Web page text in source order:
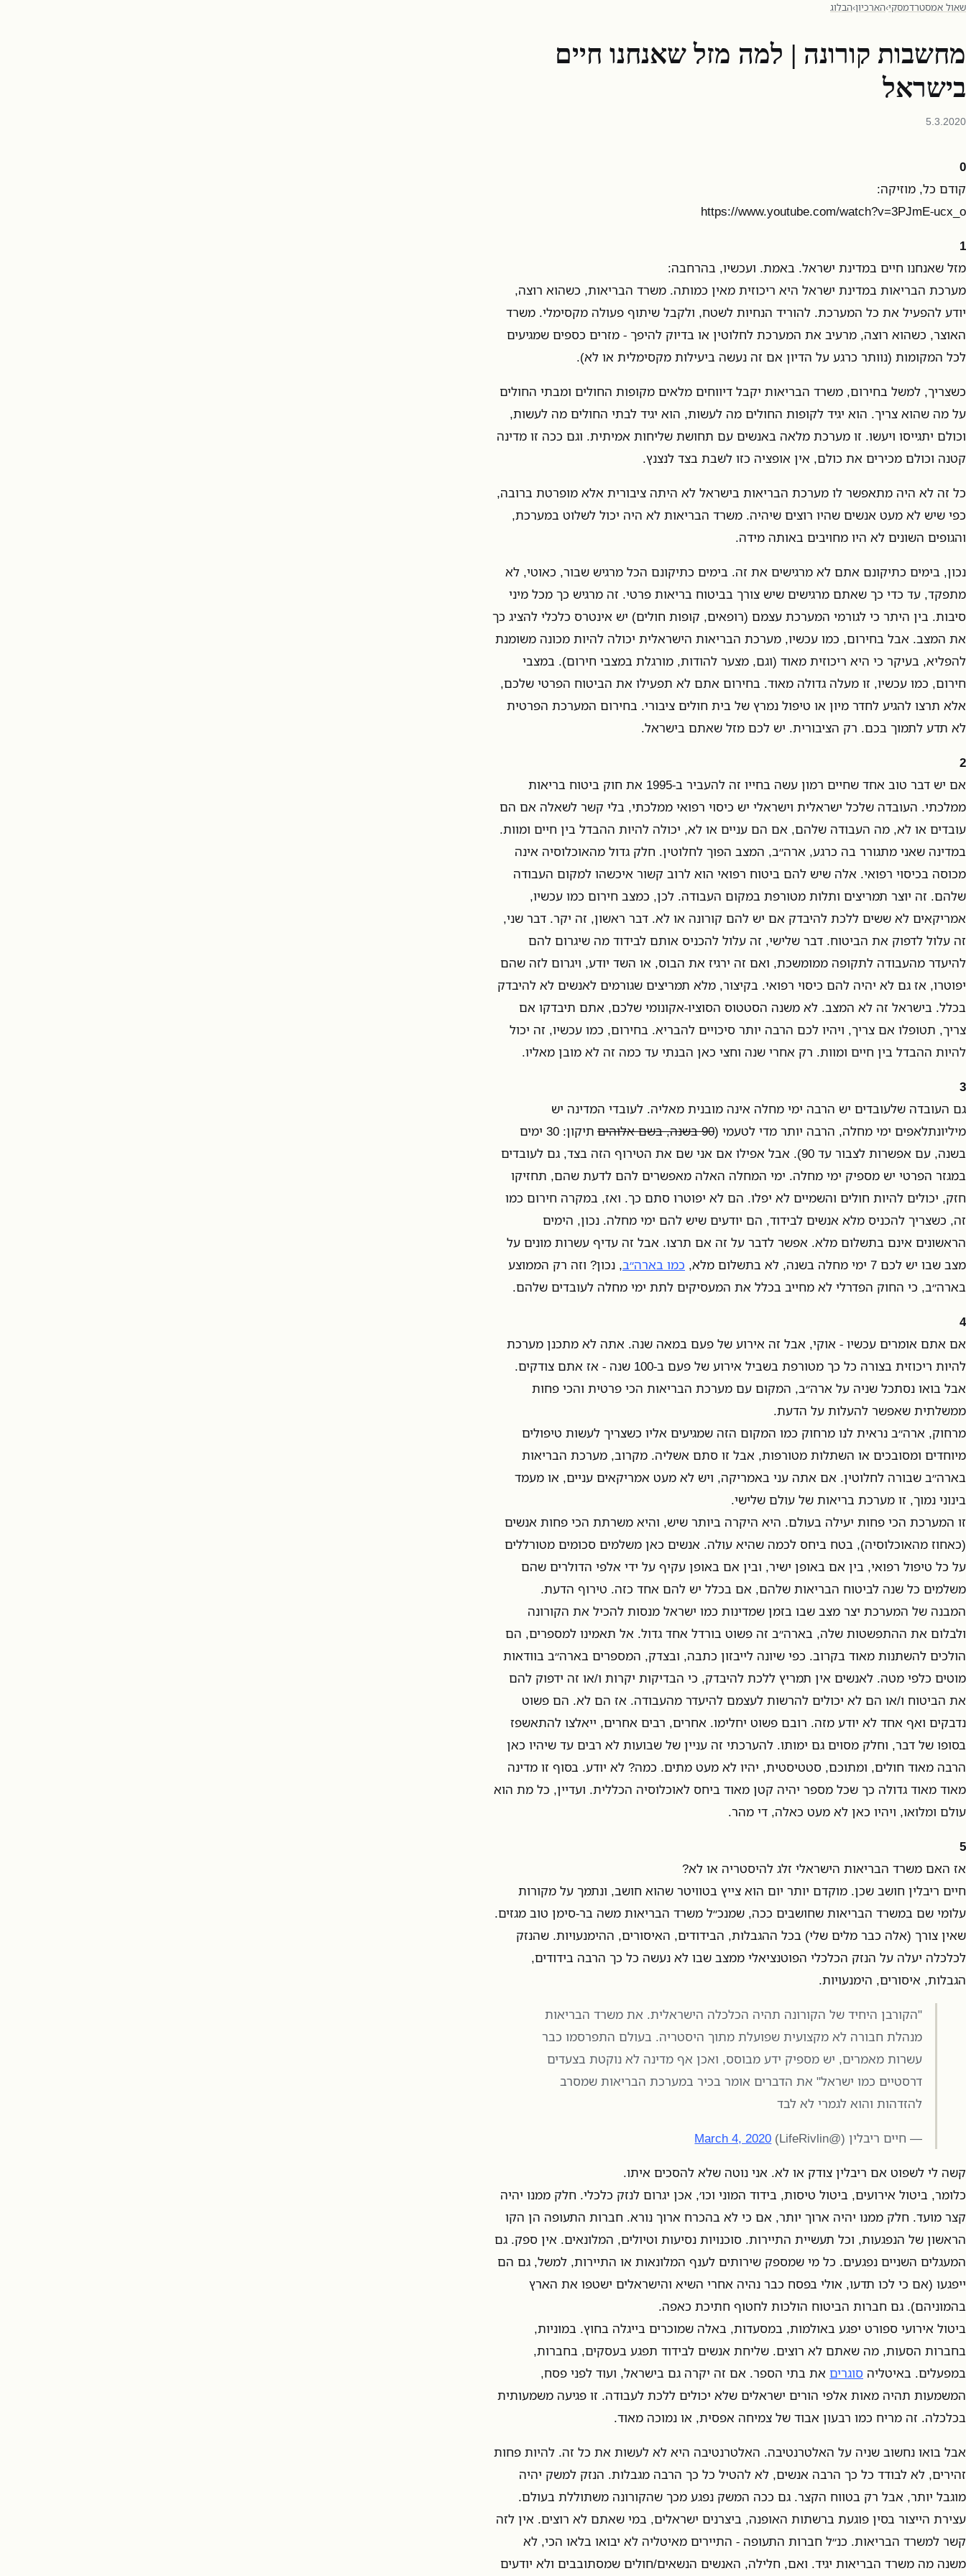
שאול אמסטרדמסקי›הארכיון›הבלוג
מחשבות קורונה | למה מזל שאנחנו חיים
בישראל
5.3.2020
0
קודם כל, מוזיקה:
https://www.youtube.com/watch?v=3PJmE-ucx_o
1
מזל שאנחנו חיים במדינת ישראל. באמת. ועכשיו, בהרחבה:
מערכת הבריאות במדינת ישראל היא ריכוזית מאין כמותה. משרד הבריאות, כשהוא רוצה,
יודע להפעיל את כל המערכת. להוריד הנחיות לשטח, ולקבל שיתוף פעולה מקסימלי. משרד
האוצר, כשהוא רוצה, מרעיב את המערכת לחלוטין או בדיוק להיפך - מזרים כספים שמגיעים
לכל המקומות (נוותר כרגע על הדיון אם זה נעשה ביעילות מקסימלית או לא).
כשצריך, למשל בחירום, משרד הבריאות יקבל דיווחים מלאים מקופות החולים ומבתי החולים
על מה שהוא צריך. הוא יגיד לקופות החולים מה לעשות, הוא יגיד לבתי החולים מה לעשות,
וכולם יתגייסו ויעשו. זו מערכת מלאה באנשים עם תחושת שליחות אמיתית. וגם ככה זו מדינה
קטנה וכולם מכירים את כולם, אין אופציה כזו לשבת בצד לנצנץ.
כל זה לא היה מתאפשר לו מערכת הבריאות בישראל לא היתה ציבורית אלא מופרטת ברובה,
כפי שיש לא מעט אנשים שהיו רוצים שיהיה. משרד הבריאות לא היה יכול לשלוט במערכת,
והגופים השונים לא היו מחויבים באותה מידה.
נכון, בימים כתיקונם אתם לא מרגישים את זה. בימים כתיקונם הכל מרגיש שבור, כאוטי, לא
מתפקד, עד כדי כך שאתם מרגישים שיש צורך בביטוח בריאות פרטי. זה מרגיש כך מכל מיני
סיבות. בין היתר כי לגורמי המערכת עצמם (רופאים, קופות חולים) יש אינטרס כלכלי להציג כך
את המצב. אבל בחירום, כמו עכשיו, מערכת הבריאות הישראלית יכולה להיות מכונה משומנת
להפליא, בעיקר כי היא ריכוזית מאוד (וגם, מצער להודות, מורגלת במצבי חירום). במצבי
חירום, כמו עכשיו, זו מעלה גדולה מאוד. בחירום אתם לא תפעילו את הביטוח הפרטי שלכם,
אלא תרצו להגיע לחדר מיון או טיפול נמרץ של בית חולים ציבורי. בחירום המערכת הפרטית
לא תדע לתמוך בכם. רק הציבורית. יש לכם מזל שאתם בישראל.
2
אם יש דבר טוב אחד שחיים רמון עשה בחייו זה להעביר ב-1995 את חוק ביטוח בריאות
ממלכתי. העובדה שלכל ישראלית וישראלי יש כיסוי רפואי ממלכתי, בלי קשר לשאלה אם הם
עובדים או לא, מה העבודה שלהם, אם הם עניים או לא, יכולה להיות ההבדל בין חיים ומוות.
במדינה שאני מתגורר בה כרגע, ארה״ב, המצב הפוך לחלוטין. חלק גדול מהאוכלוסיה אינה
מכוסה בכיסוי רפואי. אלה שיש להם ביטוח רפואי הוא לרוב קשור איכשהו למקום העבודה
שלהם. זה יוצר תמריצים ותלות מטורפת במקום העבודה. לכן, כמצב חירום כמו עכשיו,
אמריקאים לא ששים ללכת להיבדק אם יש להם קורונה או לא. דבר ראשון, זה יקר. דבר שני,
זה עלול לדפוק את הביטוח. דבר שלישי, זה עלול להכניס אותם לבידוד מה שיגרום להם
להיעדר מהעבודה לתקופה ממומשכת, ואם זה ירגיז את הבוס, או השד יודע, ויגרום לזה שהם
יפוטרו, אז גם לא יהיה להם כיסוי רפואי. בקיצור, מלא תמריצים שגורמים לאנשים לא להיבדק
בכלל. בישראל זה לא המצב. לא משנה הסטטוס הסוציו-אקונומי שלכם, אתם תיבדקו אם
צריך, תטופלו אם צריך, ויהיו לכם הרבה יותר סיכויים להבריא. בחירום, כמו עכשיו, זה יכול
להיות ההבדל בין חיים ומוות. רק אחרי שנה וחצי כאן הבנתי עד כמה זה לא מובן מאליו.
3
גם העובדה שלעובדים יש הרבה ימי מחלה אינה מובנית מאליה. לעובדי המדינה יש
מיליונתלאפים ימי מחלה, הרבה יותר מדי לטעמי (90 בשנה, בשם אלוהים
תיקון: 30 ימים
בשנה, עם אפשרות לצבור עד 90). אבל אפילו אם אני שם את הטירוף הזה בצד, גם לעובדים
במגזר הפרטי יש מספיק ימי מחלה. ימי המחלה האלה מאפשרים להם לדעת שהם, תחזיקו
חזק, יכולים להיות חולים והשמיים לא יפלו. הם לא יפוטרו סתם כך. ואז, במקרה חירום כמו
זה, כשצריך להכניס מלא אנשים לבידוד, הם יודעים שיש להם ימי מחלה. נכון, הימים
הראשונים אינם בתשלום מלא. אפשר לדבר על זה אם תרצו. אבל זה עדיף עשרות מונים על
מצב שבו יש לכם 7 ימי מחלה בשנה, לא בתשלום מלא,
כמו בארה״ב, נכון? וזה רק הממוצע
בארה״ב, כי החוק הפדרלי לא מחייב בכלל את המעסיקים לתת ימי מחלה לעובדים שלהם.
4
אם אתם אומרים עכשיו - אוקי, אבל זה אירוע של פעם במאה שנה. אתה לא מתכנן מערכת
להיות ריכוזית בצורה כל כך מטורפת בשביל אירוע של פעם ב-100 שנה - אז אתם צודקים.
אבל בואו נסתכל שניה על ארה״ב, המקום עם מערכת הבריאות הכי פרטית והכי פחות
ממשלתית שאפשר להעלות על הדעת.
מרחוק, ארה״ב נראית לנו מרחוק כמו המקום הזה שמגיעים אליו כשצריך לעשות טיפולים
מיוחדים ומסובכים או השתלות מטורפות, אבל זו סתם אשליה. מקרוב, מערכת הבריאות
בארה״ב שבורה לחלוטין. אם אתה עני באמריקה, ויש לא מעט אמריקאים עניים, או מעמד
בינוני נמוך, זו מערכת בריאות של עולם שלישי.
זו המערכת הכי פחות יעילה בעולם. היא היקרה ביותר שיש, והיא משרתת הכי פחות אנשים
(כאחוז מהאוכלוסיה), בטח ביחס לכמה שהיא עולה. אנשים כאן משלמים סכומים מטורללים
על כל טיפול רפואי, בין אם באופן ישיר, ובין אם באופן עקיף על ידי אלפי הדולרים שהם
משלמים כל שנה לביטוח הבריאות שלהם, אם בכלל יש להם אחד כזה. טירוף הדעת.
המבנה של המערכת יצר מצב שבו בזמן שמדינות כמו ישראל מנסות להכיל את הקורונה
ולבלום את ההתפשטות שלה, בארה״ב זה פשוט בורדל אחד גדול. אל תאמינו למספרים, הם
הולכים להשתנות מאוד בקרוב. כפי שיונה לייבזון כתבה, ובצדק, המספרים בארה״ב בוודאות
מוטים כלפי מטה. לאנשים אין תמריץ ללכת להיבדק, כי הבדיקות יקרות ו/או זה ידפוק להם
את הביטוח ו/או הם לא יכולים להרשות לעצמם להיעדר מהעבודה. אז הם לא. הם פשוט
נדבקים ואף אחד לא יודע מזה. רובם פשוט יחלימו. אחרים, רבים אחרים, ייאלצו להתאשפז
בסופו של דבר, וחלק מסוים גם ימותו. להערכתי זה עניין של שבועות לא רבים עד שיהיו כאן
הרבה מאוד חולים, ומתוכם, סטטיסטית, יהיו לא מעט מתים. כמה? לא יודע. בסוף זו מדינה
מאוד מאוד גדולה כך שכל מספר יהיה קטן מאוד ביחס לאוכלוסיה הכללית. ועדיין, כל מת הוא
עולם ומלואו, ויהיו כאן לא מעט כאלה, די מהר.
5
אז האם משרד הבריאות הישראלי זלג להיסטריה או לא?
חיים ריבלין חושב שכן. מוקדם יותר יום הוא צייץ בטוויטר שהוא חושב, ונתמך על מקורות
עלומי שם במשרד הבריאות שחושבים ככה, שמנכ״ל משרד הבריאות משה בר-סימן טוב מגזים.
שאין צורך (אלה כבר מלים שלי) בכל ההגבלות, הבידודים, האיסורים, ההימנעויות. שהנזק
לכלכלה יעלה על הנזק הכלכלי הפוטנציאלי ממצב שבו לא נעשה כל כך הרבה בידודים,
הגבלות, איסורים, הימנעויות.
"הקורבן היחיד של הקורונה תהיה הכלכלה הישראלית. את משרד הבריאות
מנהלת חבורה לא מקצועית שפועלת מתוך היסטריה. בעולם התפרסמו כבר
עשרות מאמרים, יש מספיק ידע מבוסס, ואכן אף מדינה לא נוקטת בצעדים
דרסטיים כמו ישראל" את הדברים אומר בכיר במערכת הבריאות שמסרב
להזדהות והוא לגמרי לא לבד
— חיים ריבלין (@LifeRivlin) March 4, 2020
קשה לי לשפוט אם ריבלין צודק או לא. אני נוטה שלא להסכים איתו.
כלומר, ביטול אירועים, ביטול טיסות, בידוד המוני וכו׳, אכן יגרום לנזק כלכלי. חלק ממנו יהיה
קצר מועד. חלק ממנו יהיה ארוך יותר, אם כי לא בהכרח ארוך נורא. חברות התעופה הן הקו
הראשון של הנפגעות, וכל תעשיית התיירות. סוכנויות נסיעות וטיולים, המלונאים. אין ספק. גם
המעגלים השניים נפגעים. כל מי שמספק שירותים לענף המלונאות או התיירות, למשל, גם הם
ייפגעו (אם כי לכו תדעו, אולי בפסח כבר נהיה אחרי השיא והישראלים ישטפו את הארץ
בהמוניהם). גם חברות הביטוח הולכות לחטוף חתיכת כאפה.
ביטול אירועי ספורט יפגע באולמות, במסעדות, באלה שמוכרים בייגלה בחוץ. במוניות,
בחברות הסעות, מה שאתם לא רוצים. שליחת אנשים לבידוד תפגע בעסקים, בחברות,
במפעלים. באיטליה סוגרים את בתי הספר. אם זה יקרה גם בישראל, ועוד לפני פסח,
המשמעות תהיה מאות אלפי הורים ישראלים שלא יכולים ללכת לעבודה. זו פגיעה משמעותית
בכלכלה. זה מריח כמו רבעון אבוד של צמיחה אפסית, או נמוכה מאוד.
אבל בואו נחשוב שניה על האלטרנטיבה. האלטרנטיבה היא לא לעשות את כל זה. להיות פחות
זהירים, לא לבודד כל כך הרבה אנשים, לא להטיל כל כך הרבה מגבלות. הנזק למשק יהיה
מוגבל יותר, אבל רק בטווח הקצר. גם ככה המשק נפגע מכך שהקורונה משתוללת בעולם.
עצירת הייצור בסין פוגעת ברשתות האופנה, ביצרנים ישראלים, במי שאתם לא רוצים. אין לזה
קשר למשרד הבריאות. כנ״ל חברות התעופה - התיירים מאיטליה לא יבואו בלאו הכי, לא
משנה מה משרד הבריאות יגיד. ואם, חלילה, האנשים הנשאים/חולים שמסתובבים ולא יודעים